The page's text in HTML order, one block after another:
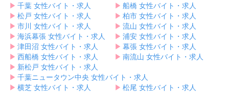
▶︎ 千葉 女性バイト・求人 ▶︎ 船橋 女性バイト・求人
▶︎ 松戸 女性バイト・求人 ▶︎ 柏市 女性バイト・求人
▶︎ 市川 女性バイト・求人 ▶︎ 流山 女性バイト・求人
▶︎ 海浜幕張 女性バイト・求人 ▶︎ 浦安 女性バイト・求人
▶︎ 津田沼 女性バイト・求人 ▶︎ 幕張 女性バイト・求人
▶︎ 西船橋 女性バイト・求人 ▶︎ 南流山 女性バイト・求人
▶︎ 新松戸 女性バイト・求人
▶︎ 千葉ニュータウン中央 女性バイト・求人
▶︎ 横芝 女性バイト・求人 ▶︎ 松尾 女性バイト・求人